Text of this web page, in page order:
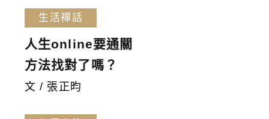
生活禪話
人生online要通關
方法找對了嗎？
文 / 張正昀